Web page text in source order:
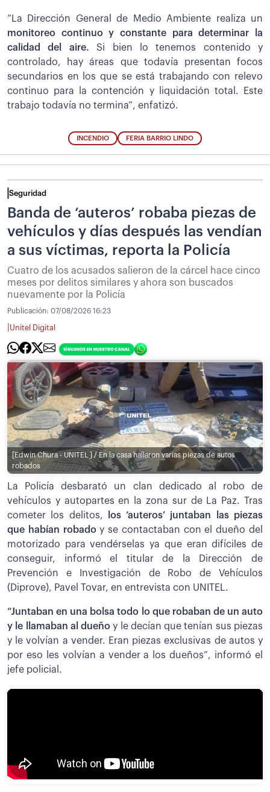
”La Dirección General de Medio Ambiente realiza un
monitoreo continuo y constante para determinar la
calidad del aire. Si bien lo tenemos contenido y
controlado, hay áreas que todavía presentan focos
secundarios en los que se está trabajando con relevo
continuo para la contención y liquidación total. Este
trabajo todavía no termina”, enfatizó.
INCENDIO FERIA BARRIO LINDO
Seguridad
Banda de ‘auteros’ robaba piezas de
vehículos y días después las vendían
a sus víctimas, reporta la Policía
Cuatro de los acusados salieron de la cárcel hace cinco
meses por delitos similares y ahora son buscados
nuevamente por la Policía
Publicación: 07/08/2026 16:23
Unitel Digital
[Edwin Chura - UNITEL ] / En la casa hallaron varias piezas de autos
robados
La Policía desbarató un clan dedicado al robo de
vehículos y autopartes en la zona sur de La Paz. Tras
cometer los delitos,
los ‘auteros’ juntaban las piezas
que habían robadoy se contactaban con el dueño del
motorizado para vendérselas ya que eran difíciles de
conseguir, informó el titular de la Dirección de
Prevención e Investigación de Robo de Vehículos
(Diprove), Pavel Tovar, en entrevista con UNITEL.
“Juntaban en una bolsa todo lo que robaban de un auto
y le llamaban al dueñoy le decían que tenían sus piezas
y le volvían a vender. Eran piezas exclusivas de autos y
por eso les volvían a vender a los dueños”, informó el
jefe policial.